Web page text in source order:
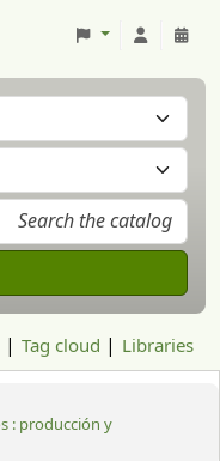
Tag cloud Libraries
: producción y